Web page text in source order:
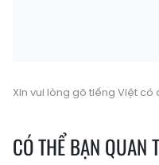
Xin vui lòng gõ tiếng Việt có
CÓ THỂ BẠN QUAN